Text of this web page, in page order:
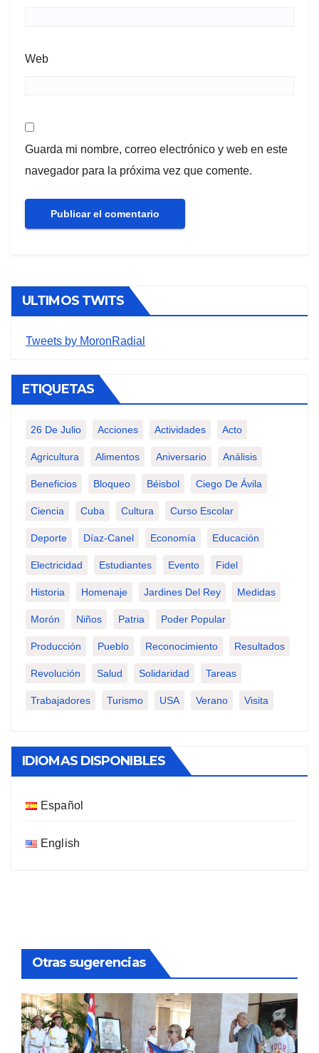
Web
Guarda mi nombre, correo electrónico y web en este
navegador para la próxima vez que comente.
ULTIMOS TWITS
Tweets by MoronRadial
ETIQUETAS
26 De Julio Acciones Actividades Acto
Agricultura Alimentos Aniversario Análisis
Beneficios Bloqueo Béisbol Ciego De Ávila
Ciencia Cuba Cultura Curso Escolar
Deporte Díaz-Canel Economía Educación
Electricidad Estudiantes Evento Fidel
Historia Homenaje Jardines Del Rey Medidas
Morón Niños Patria Poder Popular
Producción Pueblo Reconocimiento Resultados
Revolución Salud Solidaridad Tareas
Trabajadores Turismo USA Verano Visita
IDIOMAS DISPONIBLES
Español
English
Otras sugerencias